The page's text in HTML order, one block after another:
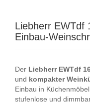
Liebherr EWTdf
Einbau-
Der Liebherr EWTdf
und kompakter
Einbau in
stufenlose und